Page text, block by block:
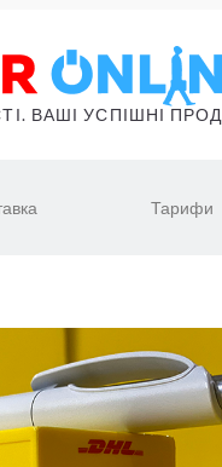
ВАШІ УСПІШНІ
Тарифи